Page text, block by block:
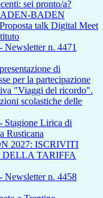
sei pronto/a?
BADEN
talk Digital Meet
Newsletter n. 4471
di
per la partecipazione
"Viaggi del ricordo".
scolastiche delle
Stagione Lirica di
Rusticana
2027: ISCRIVITI
DELLA TARIFFA
Newsletter n. 4458